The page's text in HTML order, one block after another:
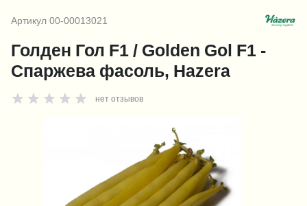
Артикул 00-00013021
Голден Гол F1 / Golden Gol F1 -
Спаржева фасоль, Hazera
нет отзывов